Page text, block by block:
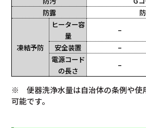
防露
凍結予防
ヒーター容
量
–
安全装置
–
電源コード
の長さ
–
※ 便器洗浄水量は自治体の条例や使
可能です。